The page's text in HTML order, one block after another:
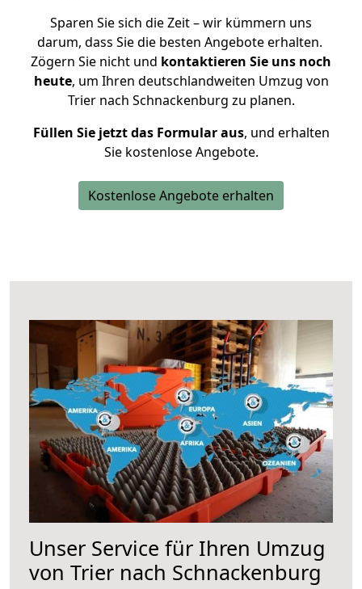
Sparen Sie sich die Zeit – wir kümmern uns
darum, dass Sie die besten Angebote erhalten.
Zögern Sie nicht und kontaktieren Sie uns noch
heute, um Ihren deutschlandweiten Umzug von
Trier nach Schnackenburg zu planen.
Füllen Sie jetzt das Formular aus, und erhalten
Sie kostenlose Angebote.
Kostenlose Angebote erhalten
Unser Service für Ihren Umzug
von Trier nach Schnackenburg